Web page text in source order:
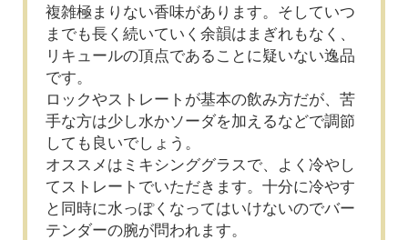
複雑極まりない香味があります。そしていつ
までも長く続いていく余韻はまぎれもなく、
リキュールの頂点であることに疑いない逸品
です。
ロックやストレートが基本の飲み方だが、苦
手な方は少し水かソーダを加えるなどで調節
しても良いでしょう。
オススメはミキシンググラスで、よく冷やし
てストレートでいただきます。十分に冷やす
と同時に水っぽくなってはいけないのでバー
テンダーの腕が問われます。